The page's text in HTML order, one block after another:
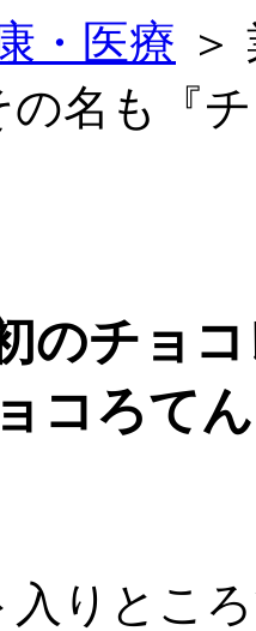
・医療
の名も『
のチョ
コろて
りとこ